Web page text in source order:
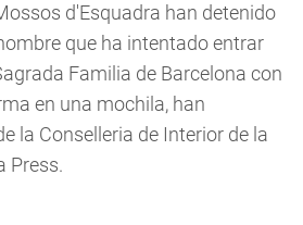
d'Esquadra han detenido
que ha intentado entrar
Familia de Barcelona con
en una mochila, han
la Conselleria de Interior de la
Press.